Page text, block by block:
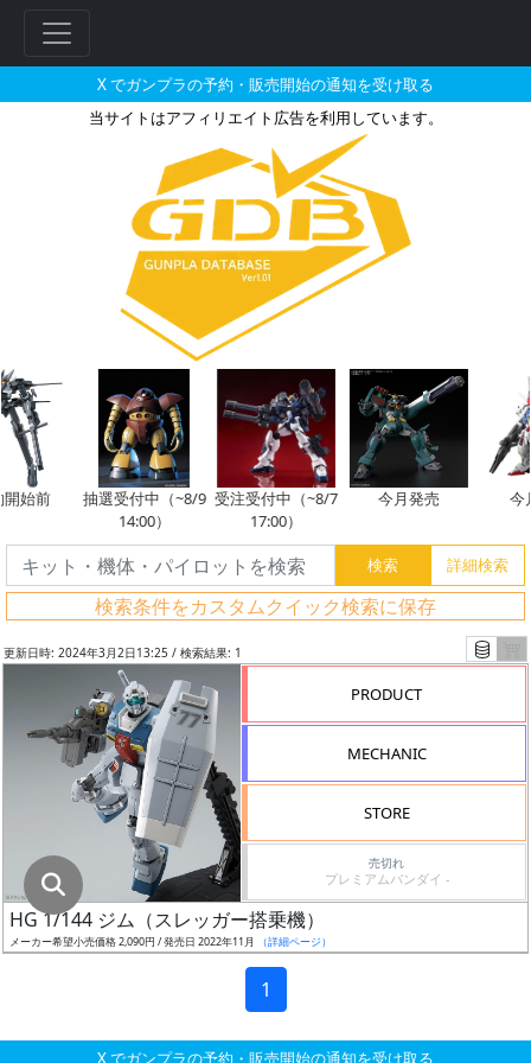
X でガンプラの予約・販売開始の通知を受け取る
当サイトはアフィリエイト広告を利用しています。
HG 1/144 ジム（スレッガー搭乗
始前
抽選受付中（~8/9
14:00）
受注受付中（~8/7
17:00）
今月発売 今
検索条件をカスタムクイック検索に保存
ー
ド
検
索
グ
レ
成
形
更新日時: 2024年3月2日13:25 / 検索結果: 1
PRODUCT
MECHANIC
STORE
売切れ
プレミアムバンダイ -
HG 1/144 ジム（スレッガー搭乗機）
メーカー希望小売価格 2,090円 / 発売日 2022年11月 （詳細ページ）
1
X でガンプラの予約・販売開始の通知を受け取る